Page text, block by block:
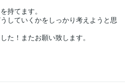
持てます。
していくかをしっかり考えようと思
た！またお願い致します。